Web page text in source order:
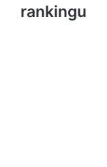
rankingu